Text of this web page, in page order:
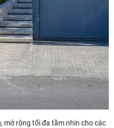
mở rộng tối đa tầm nhìn cho các